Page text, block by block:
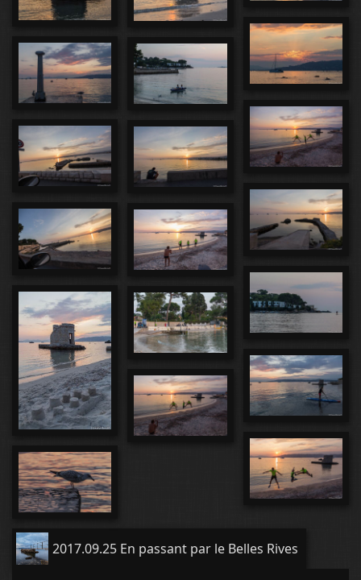
2017.09.25 En passant par le Belles Rives